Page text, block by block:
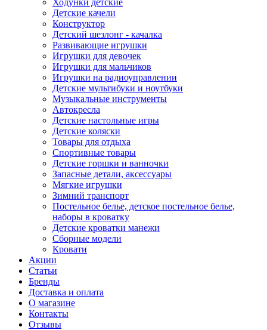
Ходунки детские
Детские качели
Конструктор
Детский шезлонг - качалка
Развивающие игрушки
Игрушки для девочек
Игрушки для мальчиков
Игрушки на радиоуправлении
Детские мультибуки и ноутбуки
Музыкальные инструменты
Автокресла
Детские настольные игры
Детские коляски
Товары для отдыха
Спортивные товары
Детские горшки и ванночки
Запасные детали, аксессуары
Мягкие игрушки
Зимний транспорт
Постельное белье, детское постельное белье,
наборы в кроватку
Детские кроватки манежи
Сборные модели
Кровати
Акции
Статьи
Бренды
Доставка и оплата
О магазине
Контакты
Отзывы